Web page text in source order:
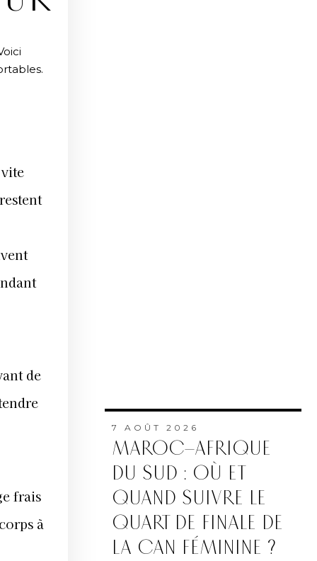
de
frais
à
7 AOÛT 2026
MAROC–AFRIQUE
DU SUD : OÙ ET
QUAND SUIVRE LE
QUART DE FINALE DE
LA CAN FÉMININE ?